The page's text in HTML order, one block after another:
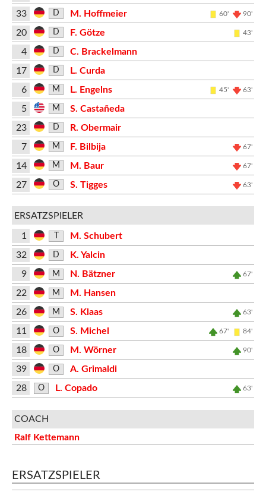
33
D M. Hoffmeier 60' 90'
20 D F. Götze 43'
4 D
C. Brackelmann
17
D
L. Curda
6
M L. Engelns 45' 63'
5 M
S. Castañeda
23
D
R. Obermair
7
M F. Bilbija 67'
14 M M. Baur 67'
27 O S. Tigges 63'
ERSATZSPIELER
1
M. Schubert
32
D
K. Yalcin
9
M N. Bätzner 67'
22 M
M. Hansen
26
M S. Klaas 63'
11 O S. Michel 67' 84'
18 O M. Wörner 90'
39 O
A. Grimaldi
28
O L. Copado 63'
COACH
Ralf Kettemann
ERSATZSPIELER